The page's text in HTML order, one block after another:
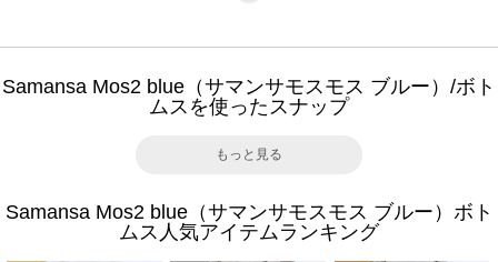
Samansa Mos2 blue（サマンサモスモス ブルー）/ボト
ムスを使ったスナップ
もっと見る
Samansa Mos2 blue（サマンサモスモス ブルー）ボト
ムス人気アイテムランキング